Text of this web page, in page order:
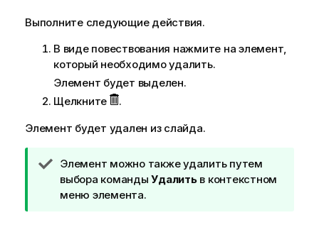
Выполните следующие действия.
В виде повествования нажмите на элемент,
который необходимо удалить.
Элемент будет выделен.
Щелкните
.
Элемент будет удален из слайда.
П
р
и
Элемент можно также удалить путем
выбора командыУдалитьв контекстном
меню элемента.